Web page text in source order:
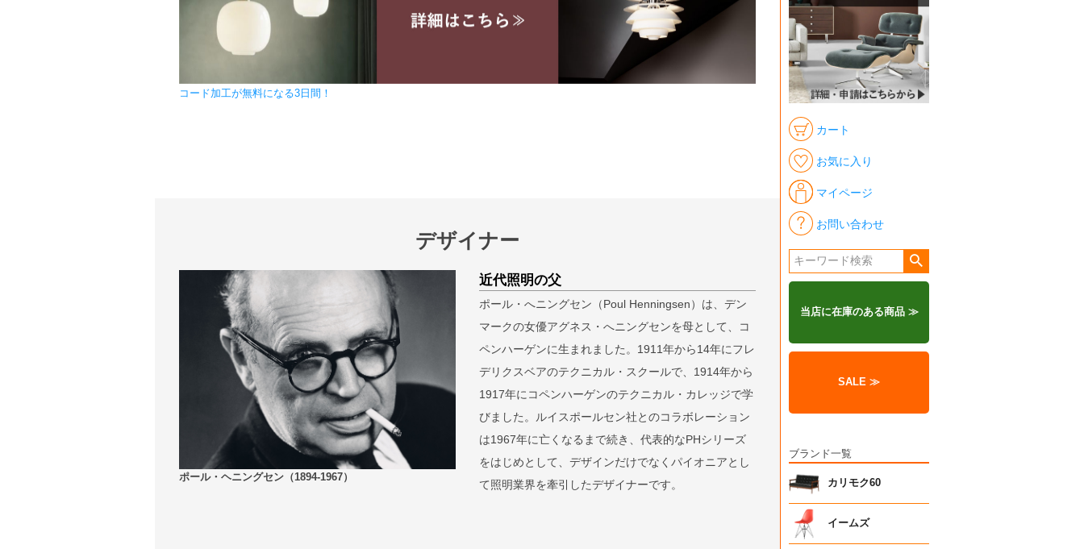
コード加工が無料になる3日間！
デザイナー
ポール・ヘニングセン（1894-1967）
近代照明の父
ポール・へニングセン（Poul Henningsen）は、デン
マークの女優アグネス・へニングセンを母として、コ
ペンハーゲンに生まれました。1911年から14年にフレ
デリクスベアのテクニカル・スクールで、1914年から
1917年にコペンハーゲンのテクニカル・カレッジで学
びました。ルイスポールセン社とのコラボレーション
は1967年に亡くなるまで続き、代表的なPHシリーズ
をはじめとして、デザインだけでなくパイオニアとし
て照明業界を牽引したデザイナーです。
カート
お気に入り
マイページ
お問い合わせ
当店に在庫のある商品 ≫
SALE ≫
ブランド一覧
カリモク60
イームズ